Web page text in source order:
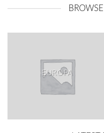
EUROPA